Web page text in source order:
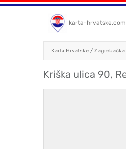
karta-
Karta Hrvatske / Zagrebačka
Kriška ulica 90,